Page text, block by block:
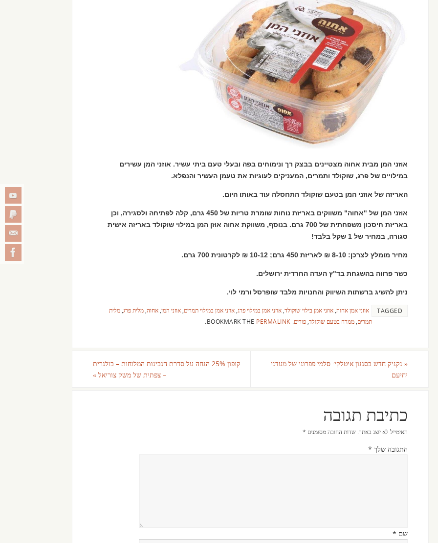
אוזני המן מבית אחוה מצטיינים בבצק רך ונימוחים בפה ובעלי טעם ביתי עשיר. אוזני המן עשירים
במילויים של פרג, שוקולד ותמרים, המעניקים לעוגיות את טעמן העשיר והנפלא.
האריזה של אוזני המן בטעם שוקולד התחסלה עוד באותו היום.
אוזני המן של "אחוה" משווקים באריזת נוחות שומרת טריות של 450 גרם, קלה לפתיחה ולסגירה, וכן
באריזת חיסכון משפחתית של 700 גרם. בנוסף, משווקת אחוה אוזן המן במילוי שוקולד באריזה אישית
סגורה, במחיר של 1 שקל בלבד!
מחיר מומלץ לצרכן: 8-10 ₪ לאריזת 450 גרם; 10-12 ₪ לקרטונית 700 גרם.
כשר פרווה בהשגחת בד"ץ העדה החרדית ירושלים.
ניתן להשיג ברשתות השיווק והחנויות מלבד שופרסל ורמי לוי.
TAGGED אוזני אמן אחוה אוזני אמן בילוי שוקולד אוזני אמן במילוי פרג אוזני אמן במילוי תמרים אוזני המן אחוה מלית פרג מלית
תמרים ממרח בטעם שוקולד פורים PERMALINK
« נקניק חדש בסגנון איטלקי: סלמי פפרוני של מעדני
יחיעם
קופון 25% הנחה על סדרת הגבינות המלוחות – בולגרית
– צפתית של משק צוריאל »
כתיבת תגובה
האימייל לא יוצג באתר. שדות החובה מסומנים *
התגובה שלך *
שם *